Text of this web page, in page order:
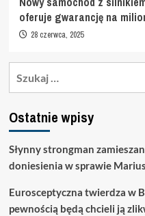
oferuje gwarancję na
28 czerwca, 2025
Ostatnie wpisy
Słynny strongman
doniesienia w sprawie
Eurosceptyczna twierdza w
pewnością będą chcieli ją